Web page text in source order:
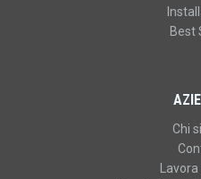
Best
Chi